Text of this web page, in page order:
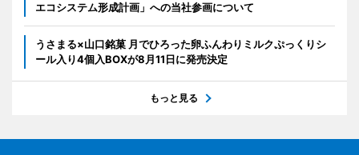
エコシステム形成計画」への当社参画について
うさまる×山口銘菓 月でひろった卵ふんわりミルクぷっくりシ
ール入り4個入BOXが8月11日に発売決定
もっと見る